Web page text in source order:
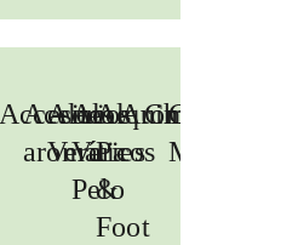
Accesorios
Aceites
aromáticos
Aloe
Vera
Aloe
Vera
Pelo
Alquimia
Pies
&
Foot
Aromatizadores
Chicos
Colour
Me